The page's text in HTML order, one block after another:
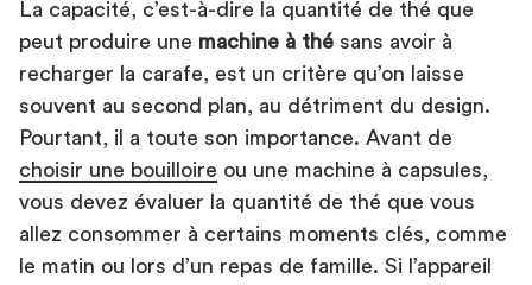
La capacité, c’est-à-dire la quantité de thé que
peut produire une machine à thé sans avoir à
recharger la carafe, est un critère qu’on laisse
souvent au second plan, au détriment du design.
Pourtant, il a toute son importance. Avant de
choisir une bouilloire ou une machine à capsules,
vous devez évaluer la quantité de thé que vous
allez consommer à certains moments clés, comme
le matin ou lors d’un repas de famille. Si l’appareil